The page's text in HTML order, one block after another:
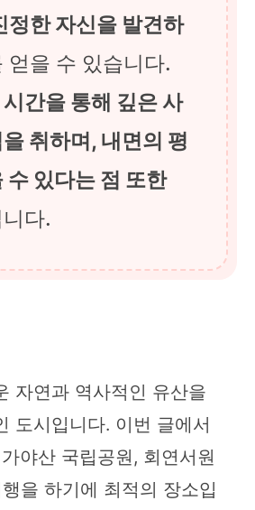
정한 자신을 발견하
얻을 수 있습니다.
간을 통해 깊은 사
취하며, 내면의 평
수 있다는 점 또한
다.
자연과 역사적인 유산을
도시입니다. 이번 글에서
야산 국립공원, 회연서원
을 하기에 최적의 장소입